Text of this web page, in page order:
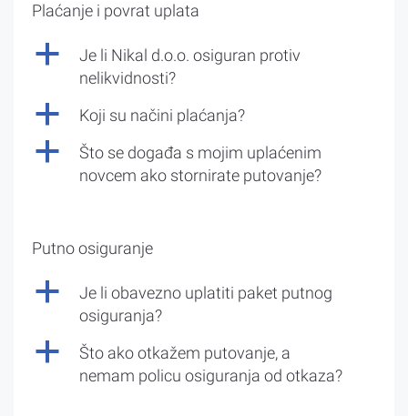
Plaćanje i povrat uplata
a
Je li Nikal d.o.o. osiguran protiv
nelikvidnosti?
a Koji su načini plaćanja?
a
Što se događa s mojim uplaćenim
novcem ako stornirate putovanje?
Putno osiguranje
a
Je li obavezno uplatiti paket putnog
osiguranja?
a
Što ako otkažem putovanje, a
nemam policu osiguranja od otkaza?